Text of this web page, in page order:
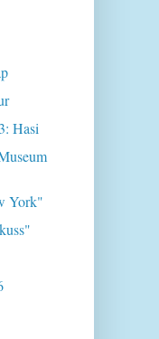
Hasi
York"